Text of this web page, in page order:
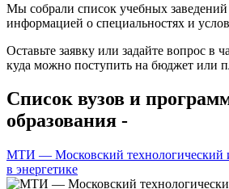
Мы собрали список учебных
информацией о специальностях и
Оставьте заявку или задайте вопрос
куда можно поступить на бюджет или
Список вузов и
образования -
МТИ — Московский технологический
в энергетике